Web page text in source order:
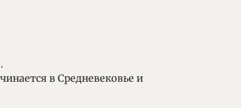
в Средневековье и